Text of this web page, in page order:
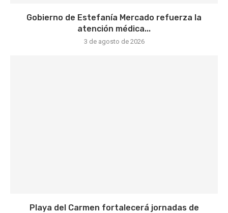
Gobierno de Estefanía Mercado refuerza la
atención médica...
3 de agosto de 2026
Playa del Carmen fortalecerá jornadas de